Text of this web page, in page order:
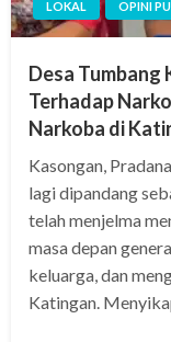
LOKAL OPINI
Desa Tumbang
Terhadap
Narkoba di
Kasongan,
lagi dipandang
telah menjelma
masa depan
keluarga, dan
Katingan.